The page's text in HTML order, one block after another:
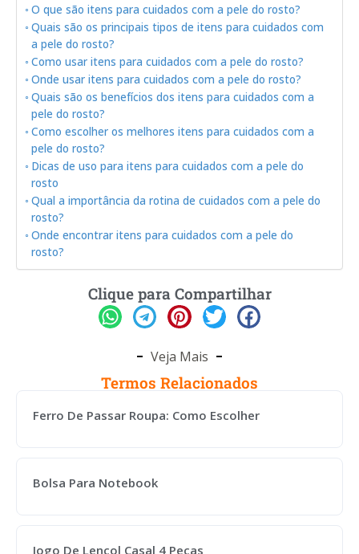
O que são itens para cuidados com a pele do rosto?
Quais são os principais tipos de itens para cuidados com
a pele do rosto?
Como usar itens para cuidados com a pele do rosto?
Onde usar itens para cuidados com a pele do rosto?
Quais são os benefícios dos itens para cuidados com a
pele do rosto?
Como escolher os melhores itens para cuidados com a
pele do rosto?
Dicas de uso para itens para cuidados com a pele do
rosto
Qual a importância da rotina de cuidados com a pele do
rosto?
Onde encontrar itens para cuidados com a pele do
rosto?
Clique para Compartilhar
Veja Mais
Termos Relacionados
Ferro De Passar Roupa: Como Escolher
Bolsa Para Notebook
Jogo De Lençol Casal 4 Peças